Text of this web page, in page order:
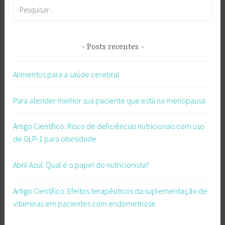
Posts recentes
Alimentos para a saúde cerebral
Para atender melhor sua paciente que está na menopausa
Artigo Científico: Risco de deficiências nutricionais com uso
de GLP-1 para obesidade
Abril Azul: Qual é o papel do nutricionista?
Artigo Científico: Efeitos terapêuticos da suplementação de
vitaminas em pacientes com endometriose